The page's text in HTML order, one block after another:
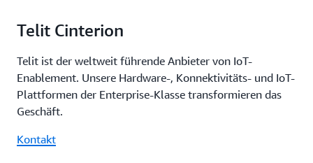
Telit Cinterion
Telit ist der weltweit führende Anbieter von IoT-
Enablement. Unsere Hardware-, Konnektivitäts- und IoT-
Plattformen der Enterprise-Klasse transformieren das
Geschäft.
Kontakt